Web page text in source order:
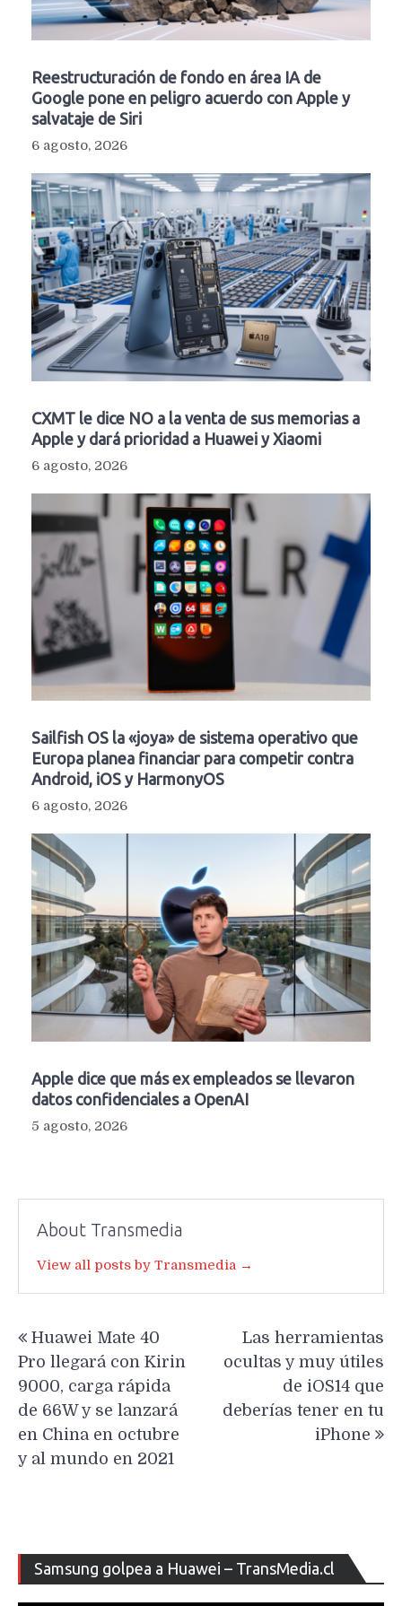
Reestructuración de fondo en área IA de
Google pone en peligro acuerdo con Apple y
salvataje de Siri
6 agosto, 2026
CXMT le dice NO a la venta de sus memorias a
Apple y dará prioridad a Huawei y Xiaomi
6 agosto, 2026
Sailfish OS la «joya» de sistema operativo que
Europa planea financiar para competir contra
Android, iOS y HarmonyOS
6 agosto, 2026
Apple dice que más ex empleados se llevaron
datos confidenciales a OpenAI
5 agosto, 2026
About Transmedia
View all posts by Transmedia →
de
entradas
Huawei Mate 40
Pro llegará con Kirin
9000, carga rápida
de 66W y se lanzará
en China en octubre
y al mundo en 2021
Las herramientas
ocultas y muy útiles
de iOS14 que
deberías tener en tu
iPhone
Samsung golpea a Huawei – TransMedia.cl
de